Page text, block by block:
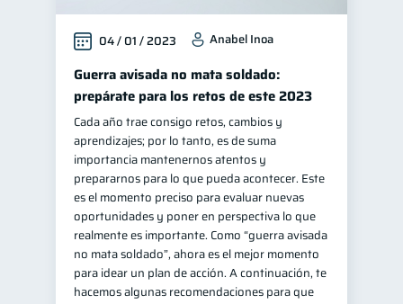
04 / 01 / 2023 Anabel Inoa
Guerra avisada no mata soldado:
prepárate para los retos de este 2023
Cada año trae consigo retos, cambios y
aprendizajes; por lo tanto, es de suma
importancia mantenernos atentos y
prepararnos para lo que pueda acontecer. Este
es el momento preciso para evaluar nuevas
oportunidades y poner en perspectiva lo que
realmente es importante. Como “guerra avisada
no mata soldado”, ahora es el mejor momento
para idear un plan de acción. A continuación, te
hacemos algunas recomendaciones para que